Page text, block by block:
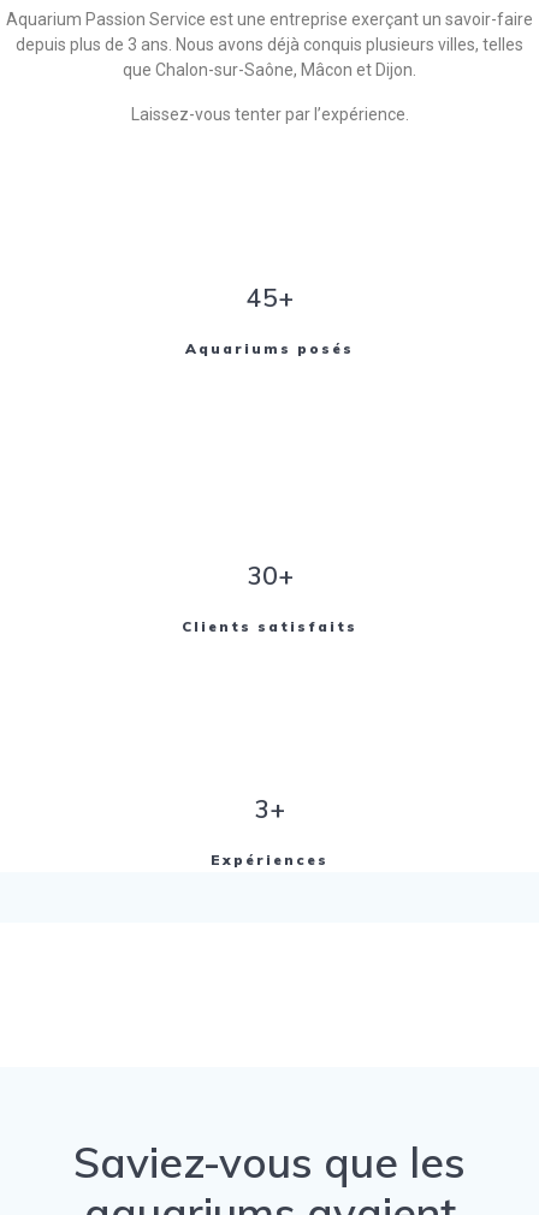
Aquarium Passion Service est une entreprise exerçant un savoir-faire
depuis plus de 3 ans. Nous avons déjà conquis plusieurs villes, telles
que Chalon-sur-Saône, Mâcon et Dijon.
Laissez-vous tenter par l’expérience.
45+
Aquariums posés
30+
Clients satisfaits
3+
Expériences
Saviez-vous que les